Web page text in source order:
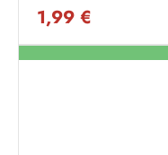
1,99 €